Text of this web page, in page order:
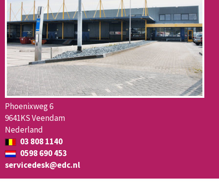
Phoenixweg 6
9641KS Veendam
Nederland
03 808 1140
0598 690 453
servicedesk@edc.nl